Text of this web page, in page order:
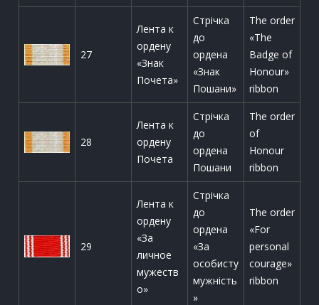
27
Лента к
ордену
«Знак
Почета»
Стрічка
до
ордена
«Знак
Пошани»
The order
«The
Badge of
Honour»
ribbon
28
Лента к
ордену
Почета
Стрічка
до
ордена
Пошани
The order
of
Honour
ribbon
29
Лента к
ордену
«За
личное
мужеств
о»
Стрічка
до
ордена
«За
особисту
мужність
»
The order
«For
personal
courage»
ribbon